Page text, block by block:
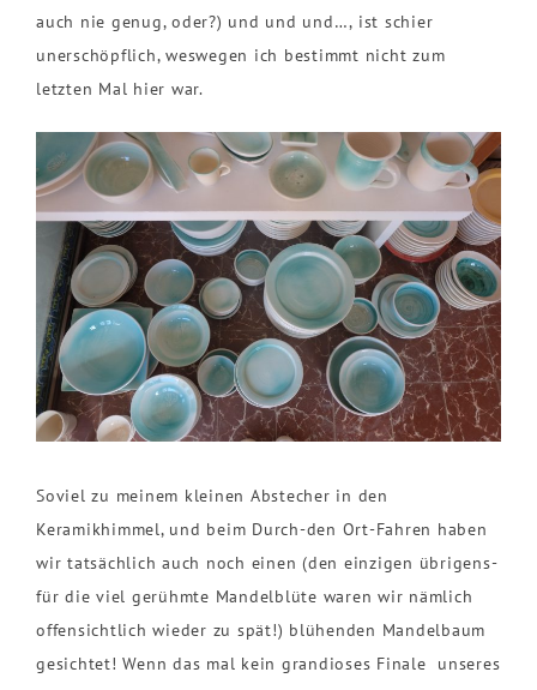
auch nie genug, oder?) und und und…, ist schier
unerschöpflich, weswegen ich bestimmt nicht zum
letzten Mal hier war.
Soviel zu meinem kleinen Abstecher in den
Keramikhimmel, und beim Durch-den Ort-Fahren haben
wir tatsächlich auch noch einen (den einzigen übrigens-
für die viel gerühmte Mandelblüte waren wir nämlich
offensichtlich wieder zu spät!) blühenden Mandelbaum
gesichtet! Wenn das mal kein grandioses Finale unseres